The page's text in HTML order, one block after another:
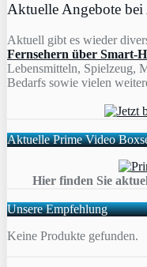
Aktuelle Angebote bei
Aktuell gibt es wieder
Fernsehern über Smart-
Lebensmitteln, Spielzeug,
Bedarfs sowie vielen
Aktuelle Prime Video
Hier finden Sie
Unsere Empfehlung
Keine Produkte gefunden.